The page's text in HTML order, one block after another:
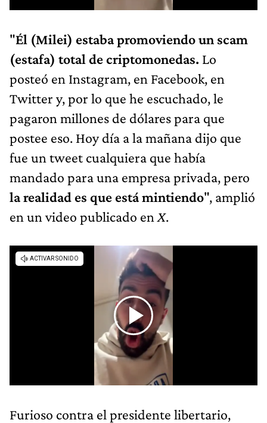
"Él (Milei) estaba promoviendo un scam
(estafa) total de criptomonedas. Lo
posteó en Instagram, en Facebook, en
Twitter y, por lo que he escuchado, le
pagaron millones de dólares para que
postee eso. Hoy día a la mañana dijo que
fue un tweet cualquiera que había
mandado para una empresa privada, pero
la realidad es que está mintiendo", amplió
en un video publicado en X.
Furioso contra el presidente libertario,